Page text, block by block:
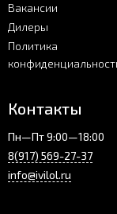
Вакансии
Дилеры
Политика
Контакты
Пн—Пт 9:00—18:00
8(917) 569-27-37
info@ivilol.ru